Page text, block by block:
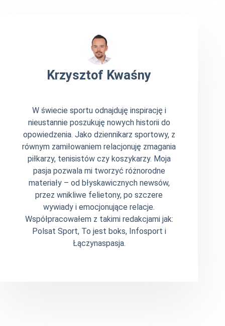
Krzysztof Kwaśny
W świecie sportu odnajduję inspirację i
nieustannie poszukuję nowych historii do
opowiedzenia. Jako dziennikarz sportowy, z
równym zamiłowaniem relacjonuję zmagania
piłkarzy, tenisistów czy koszykarzy. Moja
pasja pozwala mi tworzyć różnorodne
materiały – od błyskawicznych newsów,
przez wnikliwe felietony, po szczere
wywiady i emocjonujące relacje.
Współpracowałem z takimi redakcjami jak:
Polsat Sport, To jest boks, Infosport i
Łączynaspasja.